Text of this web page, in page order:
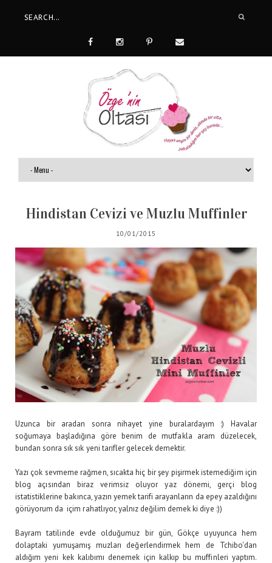
Hindistan Cevizi ve Muzlu Muffinler
10/01/2015
Uzunca bir aradan sonra nihayet yine buralardayım :) Havalar
soğumaya başladığına göre benim de mutfakla aram düzelecek,
bundan sonra sık sık yeni tarifler gelecek demektir.
Yazı çok sevmeme rağmen, sıcakta hiç bir şey pişirmek istemediğim için
blog açısından biraz verimsiz oluyor yaz dönemi, gerçi blog
istatistiklerine bakınca, yazın yemek tarifi arayanların da epey azaldığını
görüyorum da içim rahatlıyor, yalnız değilim demek ki diye :))
Bayram tatilinde evde olduğumuz bir gün, Gökçe uyuyunca hem
dolaptaki yumuşamış muzları değerlendirmek hem de Tchibo'dan
aldığım yeni kek kalıbımı denemek için kalkıp bu muffinleri yaptım.